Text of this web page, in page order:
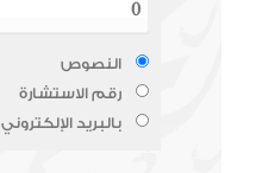
النصوص
رقم الاستشارة
بالبريد الإلكتروني